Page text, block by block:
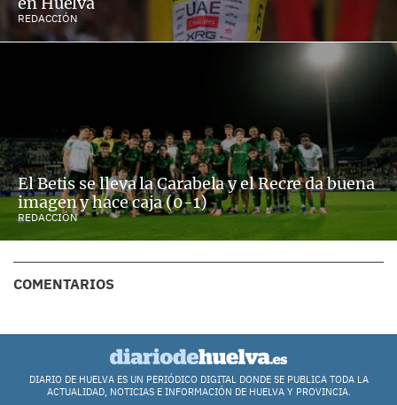
REDACCIÓN
El Betis se lleva la Carabela y el Recre da buena
imagen y hace caja (0-1)
REDACCIÓN
COMENTARIOS
DIARIO DE HUELVA ES UN PERIÓDICO DIGITAL DONDE SE PUBLICA TODA LA
ACTUALIDAD, NOTICIAS E INFORMACIÓN DE HUELVA Y PROVINCIA.